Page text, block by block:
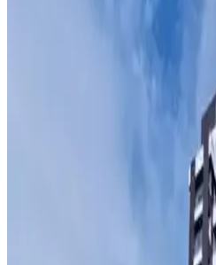
Tek Parça Çanta Tasarımı
Kullanımının Dericilikte
Tek parça deri kullanımı ve Chicago
dikişsiz, dayanıklı ve estetik
yapısı ve fonksiyonelliğiyle deri
Pandora Bileklik Sade
Tasarım ve Çok Yönlü